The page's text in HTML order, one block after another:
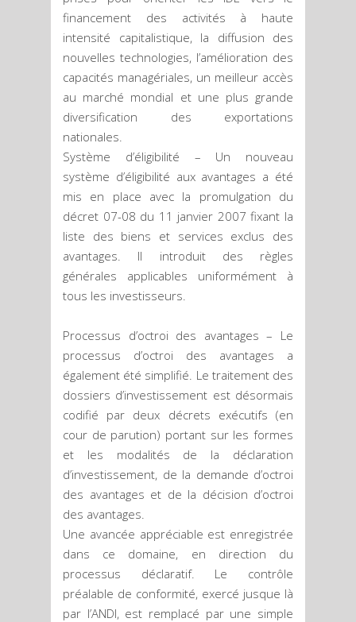
financement des activités à haute
intensité capitalistique, la diffusion des
nouvelles technologies, l’amélioration des
capacités managériales, un meilleur accès
au marché mondial et une plus grande
diversification des exportations
nationales.
Système d’éligibilité – Un nouveau
système d’éligibilité aux avantages a été
mis en place avec la promulgation du
décret 07-08 du 11 janvier 2007 fixant la
liste des biens et services exclus des
avantages. Il introduit des règles
générales applicables uniformément à
tous les investisseurs.
Processus d’octroi des avantages – Le
processus d’octroi des avantages a
également été simplifié. Le traitement des
dossiers d’investissement est désormais
codifié par deux décrets exécutifs (en
cour de parution) portant sur les formes
et les modalités de la déclaration
d’investissement, de la demande d’octroi
des avantages et de la décision d’octroi
des avantages.
Une avancée appréciable est enregistrée
dans ce domaine, en direction du
processus déclaratif. Le contrôle
préalable de conformité, exercé jusque là
par l’ANDI, est remplacé par une simple